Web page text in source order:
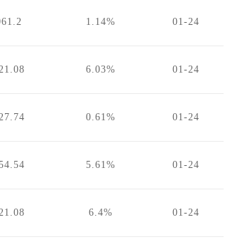
1.14% 01-24
6.03% 01-24
0.61% 01-24
5.61% 01-24
6.4% 01-24